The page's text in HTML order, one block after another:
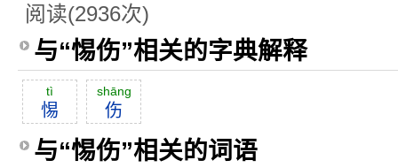
阅读(2936次)
与“惕伤”相关的字典解释
tì
惕
shāng
伤
与“惕伤”相关的词语